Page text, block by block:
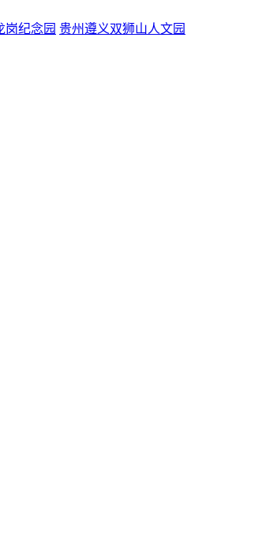
岗纪念园 贵州遵义双狮山人文园